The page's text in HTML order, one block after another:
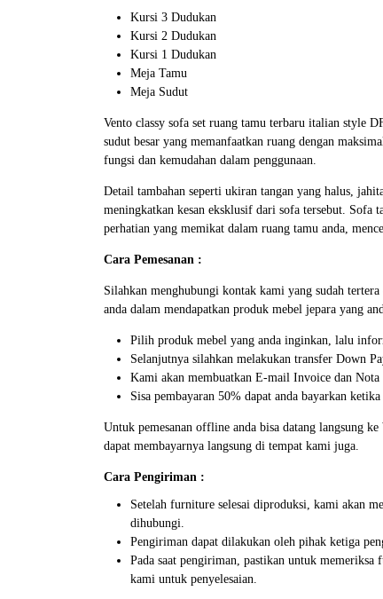
Kursi 3 Dudukan
Kursi 2 Dudukan
Kursi 1 Dudukan
Meja Tamu
Meja Sudut
Vento classy sofa set ruang tamu terbaru italian style
sudut besar yang memanfaatkan ruang dengan
fungsi dan kemudahan dalam penggunaan.
Detail tambahan seperti ukiran tangan yang halus,
meningkatkan kesan eksklusif dari sofa tersebut. Sofa
perhatian yang memikat dalam ruang tamu anda,
Cara Pemesanan :
Silahkan menghubungi kontak kami yang sudah
anda dalam mendapatkan produk mebel jepara yang
Pilih produk mebel yang anda inginkan, lalu
Selanjutnya silahkan melakukan transfer Down
Kami akan membuatkan E-mail Invoice dan
Sisa pembayaran 50% dapat anda bayarkan
Untuk pemesanan offline anda bisa datang langsung ke
dapat membayarnya langsung di tempat kami juga.
Cara Pengiriman :
Setelah furniture selesai diproduksi, kami akan
dihubungi.
Pengiriman dapat dilakukan oleh pihak ketiga
Pada saat pengiriman, pastikan untuk memeriksa
kami untuk penyelesaian.